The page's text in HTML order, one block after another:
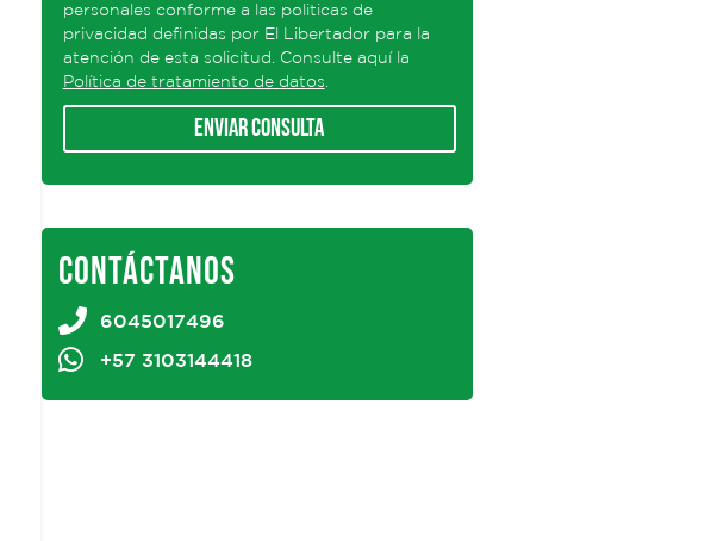
personales conforme a las politicas de
privacidad definidas por El Libertador para la
atención de esta solicitud. Consulte aquí la
Política de tratamiento de datos
Enviar consulta
CONTÁCTANOS
6045017496
+57 3103144418